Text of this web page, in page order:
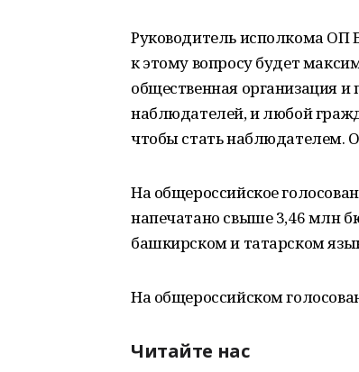
Руководитель исполкома ОП
к этому вопросу будет
общественная организация
наблюдателей, и любой
чтобы стать наблюдателем.
На общероссийское
напечатано свыше 3,46 млн
башкирском и татарском
На общероссийском
Читайте нас